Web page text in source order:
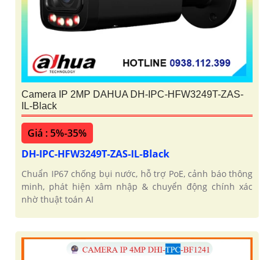
Camera IP 2MP DAHUA DH-IPC-HFW3249T-ZAS-
IL-Black
Giá : 5%-35%
DH-IPC-HFW3249T-ZAS-IL-Black
Chuẩn IP67 chống bụi nước, hỗ trợ PoE, cảnh báo thông
minh, phát hiện xâm nhập & chuyển động chính xác
nhờ thuật toán AI